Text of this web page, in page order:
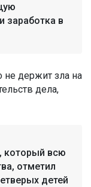
заработка в
не держит зла на
дела,
который всю
отметил
детей